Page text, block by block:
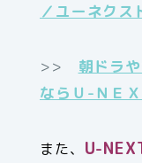
／ユーネクス
>> 朝ドラ
ならＵ-ＮＥ
また、 U-